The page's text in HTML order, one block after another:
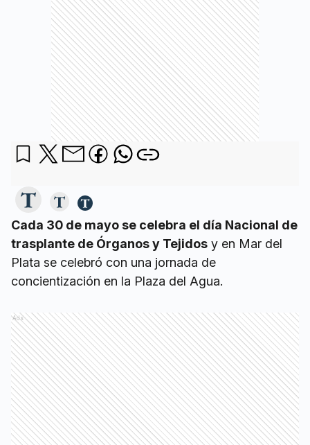
Cada 30 de mayo se celebra el día Nacional de
trasplante de Órganos y Tejidos y en Mar del
Plata se celebró con una jornada de
concientización en la Plaza del Agua.
Ads